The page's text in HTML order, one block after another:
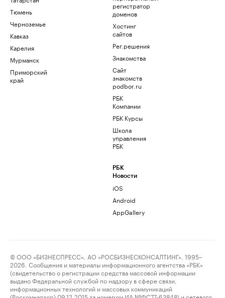
Тюмень
Черноземье
Кавказ
Карелия
Мурманск
Приморский
край
регистратор
доменов
Хостинг
сайтов
Рег.решения
Знакомства
Сайт
знакомств
podbor.ru
РБК
Компании
РБК Курсы
Школа
управления
РБК
РБК
Новости
iOS
Android
AppGallery
© ООО «БИЗНЕСПРЕСС», АО «РОСБИЗНЕСКОНСАЛТИНГ», 1995–
2026. Сообщения и материалы информационного агентства «РБК»
(свидетельство о регистрации средства массовой информации
выдано Федеральной службой по надзору в сфере связи,
информационных технологий и массовых коммуникаций